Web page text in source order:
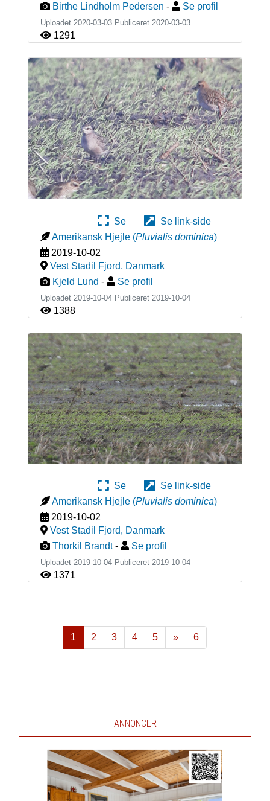
Birthe Lindholm Pedersen - Se profil
Uploadet 2020-03-03 Publiceret 2020-03-03
1291
Se
Se link-side
Amerikansk Hjejle (Pluvialis dominica)
2019-10-02
Vest Stadil Fjord, Danmark
Kjeld Lund - Se profil
Uploadet 2019-10-04 Publiceret 2019-10-04
1388
Se
Se link-side
Amerikansk Hjejle (Pluvialis dominica)
2019-10-02
Vest Stadil Fjord, Danmark
Thorkil Brandt - Se profil
Uploadet 2019-10-04 Publiceret 2019-10-04
1371
1 2 3 4 5
»
Næste
6
ANNONCER